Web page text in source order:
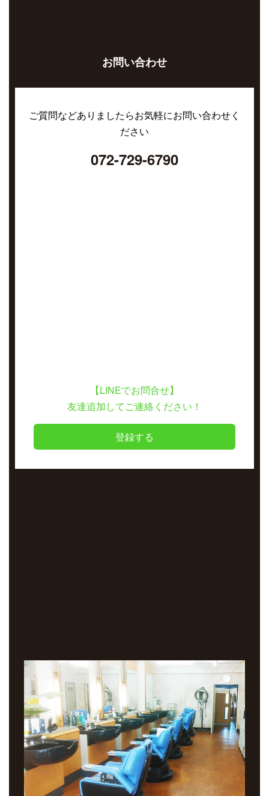
お問い合わせ
ご質問などありましたらお気軽にお問い合わせく
ださい
072-729-6790
【LINEでお問合せ】
友達追加してご連絡ください！
登録する